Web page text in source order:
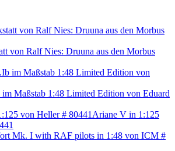
von Ralf Nies: Druuna aus den Morbus
Maßstab 1:48 Limited Edition von Eduard
Ariane V in 1:125